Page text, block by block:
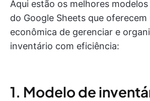
Aqui estão os melhores
do Google Sheets que oferecem
econômica de gerenciar e
inventário com eficiência:
1. Modelo de